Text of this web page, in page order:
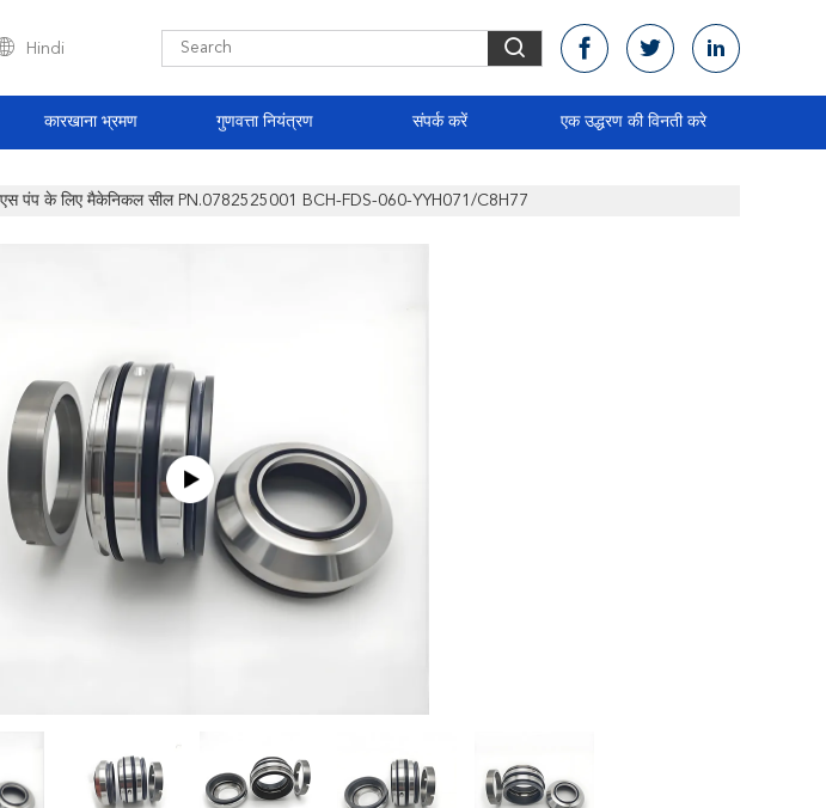
Hindi
कारखाना भ्रमण गुणवत्ता नियंत्रण संपर्क करें एक उद्धरण की विनती करे
पंप के लिए मैकेनिकल सील PN.0782525001 BCH-FDS-060-YYH071/C8H77